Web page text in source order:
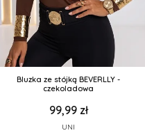
Bluzka ze stójką BEVERLLY -
czekoladowa
99,99 zł
UNI